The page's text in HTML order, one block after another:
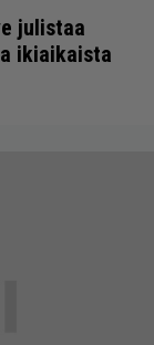
julistaa
ikiaikaista